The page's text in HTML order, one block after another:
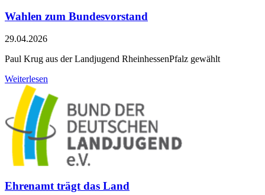
Wahlen zum Bundesvorstand
29.04.2026
Paul Krug aus der Landjugend RheinhessenPfalz gewählt
Weiterlesen
Ehrenamt trägt das Land